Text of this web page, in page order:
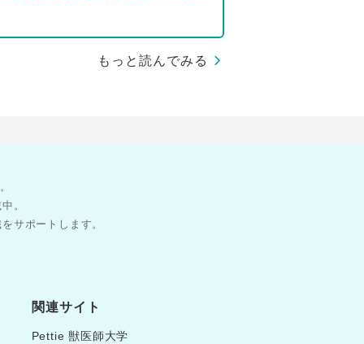
もっと読んでみる
。
サポートします。
関連サイト
Pettie 獣医師大学